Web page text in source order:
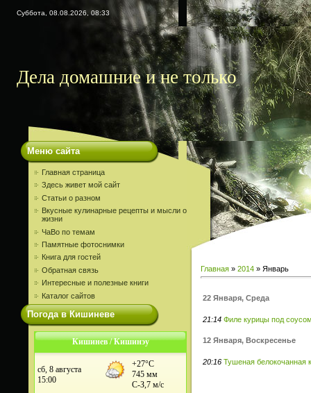
Суббота, 08.08.2026, 08:33
Дела домашние и не только
Меню сайта
Главная страница
Здесь живет мой сайт
Статьи о разном
Вкусные кулинарные рецепты и мысли о
жизни
ЧаВо по темам
Памятные фотоснимки
Книга для гостей
Обратная связь
Интересные и полезные книги
Каталог сайтов
Погода в Кишиневе
Кишинев / Кишинэу
Главная » 2014 » Январь
22 Января, Среда
21:14 Филе курицы под
12 Января, Воскресенье
20:16 Тушеная белокочанная